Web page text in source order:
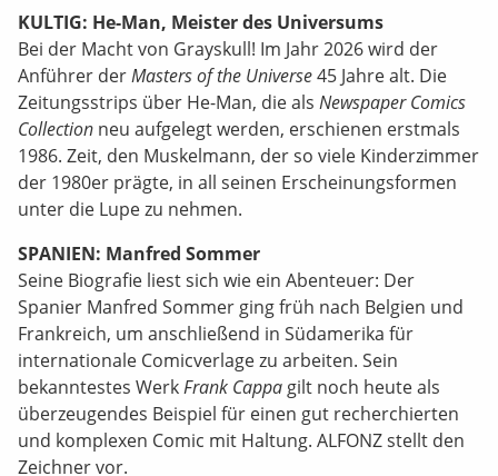
KULTIG: He-Man, Meister des Universums
Bei der Macht von Grayskull! Im Jahr 2026 wird der
Anführer derMasters of the Universe45 Jahre alt. Die
Zeitungsstrips über He-Man, die als Newspaper Comics
Collection neu aufgelegt werden, erschienen erstmals
1986. Zeit, den Muskelmann, der so viele Kinderzimmer
der 1980er prägte, in all seinen Erscheinungsformen
unter die Lupe zu nehmen.
SPANIEN: Manfred Sommer
Seine Biografie liest sich wie ein Abenteuer: Der
Spanier Manfred Sommer ging früh nach Belgien und
Frankreich, um anschließend in Südamerika für
internationale Comicverlage zu arbeiten. Sein
bekanntestes WerkFrank Cappa gilt noch heute als
überzeugendes Beispiel für einen gut recherchierten
und komplexen Comic mit Haltung. ALFONZ stellt den
Zeichner vor.